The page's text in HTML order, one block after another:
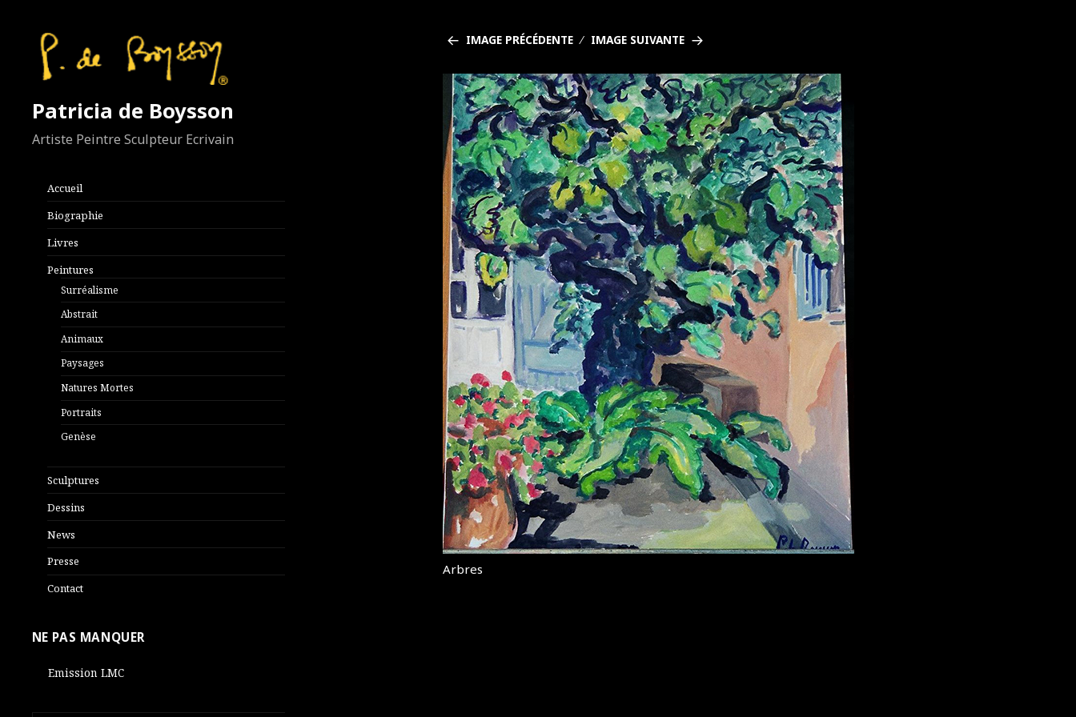
Patricia de Boysson
Artiste Peintre Sculpteur Ecrivain
Accueil
Biographie
Livres
Peintures
Surréalisme
Abstrait
Animaux
Paysages
Natures Mortes
Portraits
Genèse
Sculptures
Dessins
News
Presse
Contact
NE PAS MANQUER
Emission LMC
IMAGE PRÉCÉDENTE IMAGE SUIVANTE
Arbres